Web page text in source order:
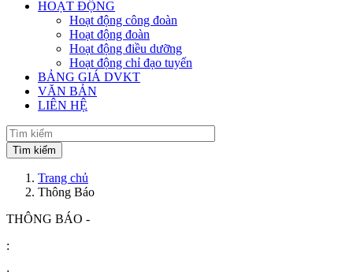
HOẠT ĐỘNG
Hoạt động công đoàn
Hoạt động đoàn
Hoạt động điều dưỡng
Hoạt động chỉ đạo tuyến
BẢNG GIÁ DVKT
VĂN BẢN
LIÊN HỆ
Trang chủ
Thông Báo
THÔNG BÁO -
: